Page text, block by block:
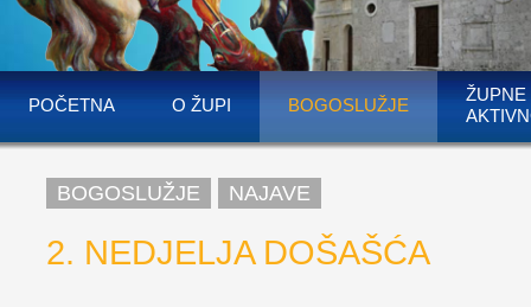
POČETNA O ŽUPI BOGOSLUŽJE
ŽUPNE
BOGOSLUŽJE NAJAVE
2. NEDJELJA DOŠAŠĆA